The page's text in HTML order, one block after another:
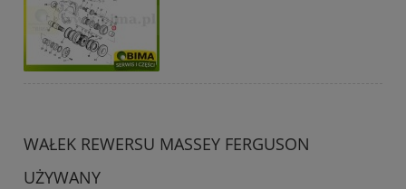
WAŁEK REWERSU MASSEY FERGUSON
UŻYWANY